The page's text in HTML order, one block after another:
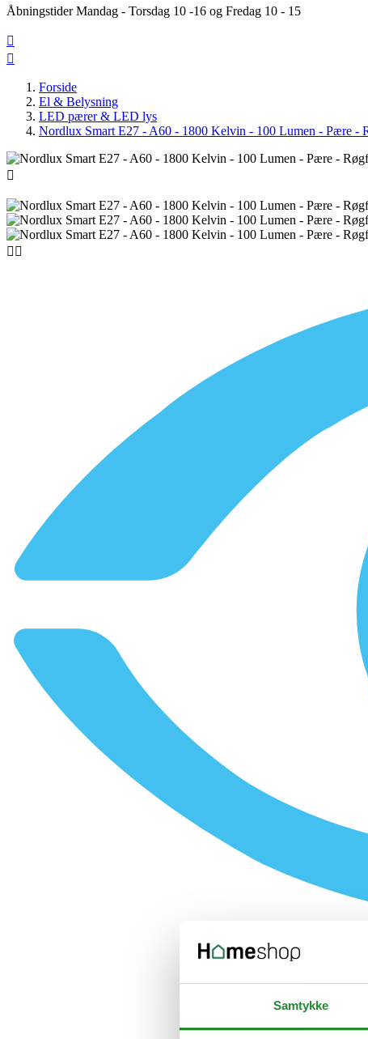
Samtykke
Åbningstider Mandag - Torsdag 10 -16 og Fredag 10 - 15


Forside
El & Belysning
LED pærer & LED lys
Nordlux Smart E27 - A60 - 1800 Kelvin - 100 Lumen - Pære -

 